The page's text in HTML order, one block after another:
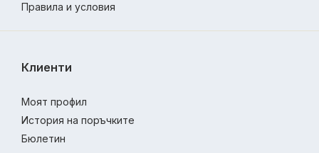
Правила и условия
Клиенти
Моят профил
История на поръчките
Бюлетин